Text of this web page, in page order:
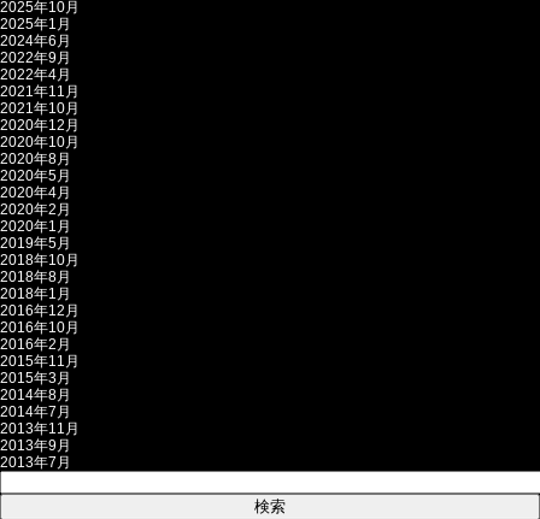
2025年10月
2025年1月
2024年6月
2022年9月
2022年4月
2021年11月
2021年10月
2020年12月
2020年10月
2020年8月
2020年5月
2020年4月
2020年2月
2020年1月
2019年5月
2018年10月
2018年8月
2018年1月
2016年12月
2016年10月
2016年2月
2015年11月
2015年3月
2014年8月
2014年7月
2013年11月
2013年9月
2013年7月
索: